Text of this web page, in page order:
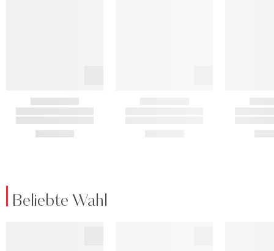
Beliebte Wahl